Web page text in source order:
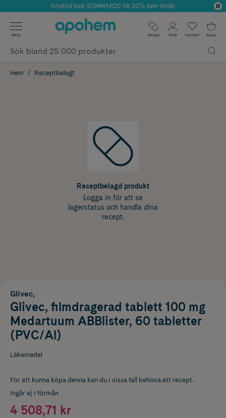
Använd kod: SOMMAR20 för 20% över 649kr
✓ Fri frakt
✓ Poäng på alla köp*
Meny Recept Profil Favoriter Kassa
Hem Receptbelagt
Receptbelagd produkt
Logga in för att se
lagerstatus och handla dina
recept.
Glivec,
Glivec, filmdragerad tablett 100 mg
Medartuum ABBlister, 60 tabletter
(PVC/Al)
Läkemedel
För att kunna köpa denna kan du i vissa fall behöva ett recept.
Ingår ej i förmån
4 508,71 kr